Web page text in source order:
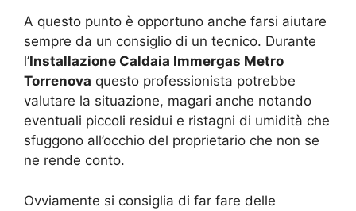
A questo punto è opportuno anche farsi aiutare
sempre da un consiglio di un tecnico. Durante
l’Installazione Caldaia Immergas Metro
Torrenova questo professionista potrebbe
valutare la situazione, magari anche notando
eventuali piccoli residui e ristagni di umidità che
sfuggono all’occhio del proprietario che non se
ne rende conto.
Ovviamente si consiglia di far fare delle